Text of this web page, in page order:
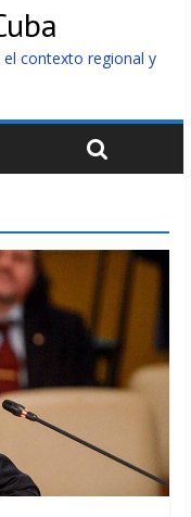
contexto regional y